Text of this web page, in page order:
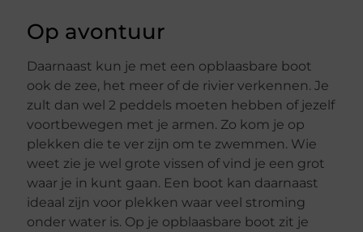
Op avontuur
Daarnaast kun je met een opblaasbare boot
ook de zee, het meer of de rivier verkennen. Je
zult dan wel 2 peddels moeten hebben of jezelf
voortbewegen met je armen. Zo kom je op
plekken die te ver zijn om te zwemmen. Wie
weet zie je wel grote vissen of vind je een grot
waar je in kunt gaan. Een boot kan daarnaast
ideaal zijn voor plekken waar veel stroming
onder water is. Op je opblaasbare boot zit je